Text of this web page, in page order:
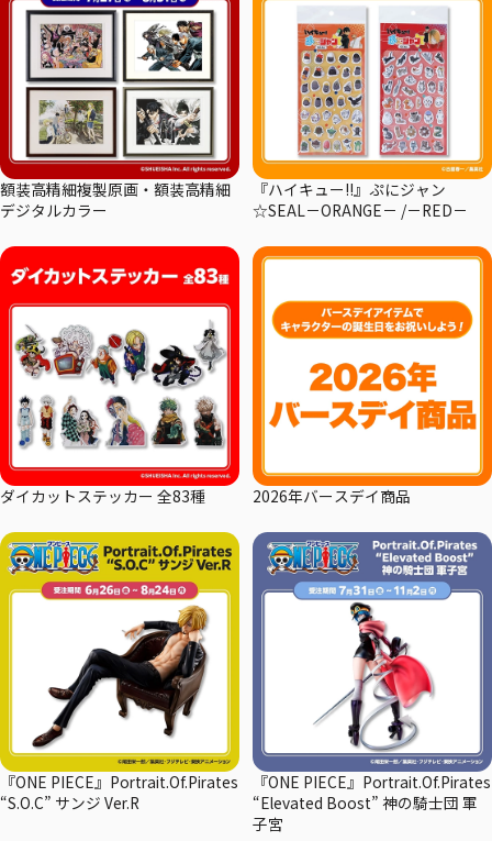
額装高精細複製原画・額装高精細
デジタルカラー
『ハイキュー!!』ぷにジャン
☆SEAL－ORANGE－ /－RED－
ダイカットステッカー 全83種 2026年バースデイ商品
『ONE PIECE』Portrait.Of.Pirates
“S.O.C” サンジ Ver.R
『ONE PIECE』Portrait.Of.Pirates
“Elevated Boost” 神の騎士団 軍
子宮